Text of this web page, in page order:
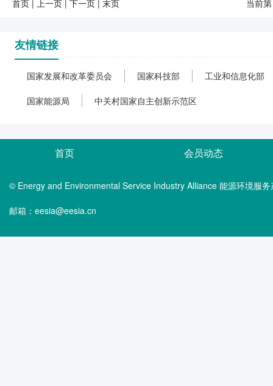
首页 | 上一页 | 下一页 | 末页 当前第
友情链接
国家发展和改革委员会 国家科技部 工业和信息化部
国家能源局 中关村国家自主创新示范区
首页 会员动态
© Energy and Environmental Service Industry Alliance 能源环境服
邮箱：eesia@eesia.cn